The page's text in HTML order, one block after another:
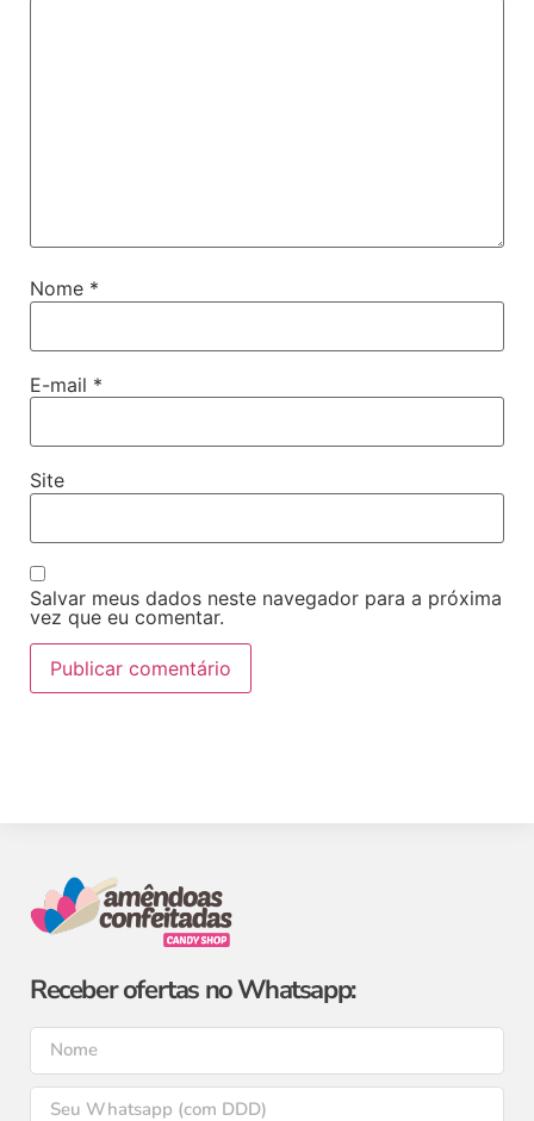
Nome *
E-mail *
Site
Salvar meus dados neste navegador para a próxima
vez que eu comentar.
Receber ofertas no Whatsapp: